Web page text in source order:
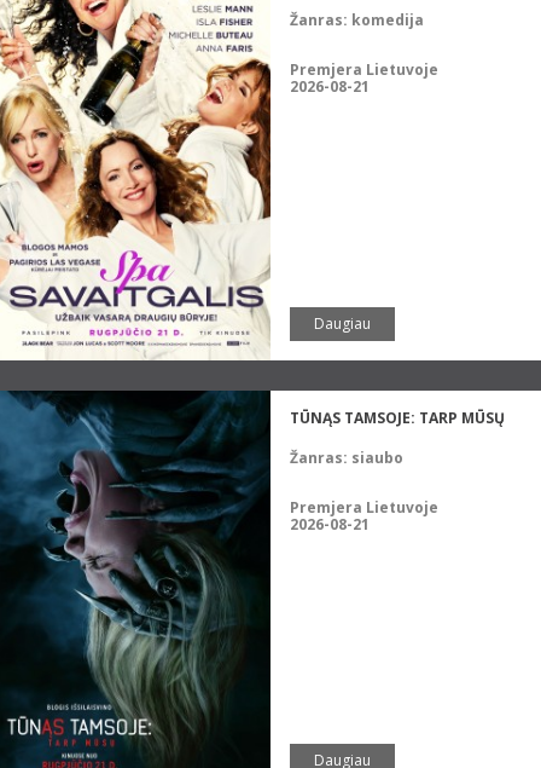
Žanras: komedija
Premjera Lietuvoje
2026-08-21
Daugiau
TŪNĄS TAMSOJE: TARP MŪSŲ
Žanras: siaubo
Premjera Lietuvoje
2026-08-21
Daugiau